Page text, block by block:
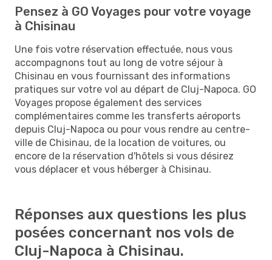
Pensez à GO Voyages pour votre voyage
à Chisinau
Une fois votre réservation effectuée, nous vous
accompagnons tout au long de votre séjour à
Chisinau en vous fournissant des informations
pratiques sur votre vol au départ de Cluj-Napoca. GO
Voyages propose également des services
complémentaires comme les transferts aéroports
depuis Cluj-Napoca ou pour vous rendre au centre-
ville de Chisinau, de la location de voitures, ou
encore de la réservation d'hôtels si vous désirez
vous déplacer et vous héberger à Chisinau.
Réponses aux questions les plus
posées concernant nos vols de
Cluj-Napoca à Chisinau.